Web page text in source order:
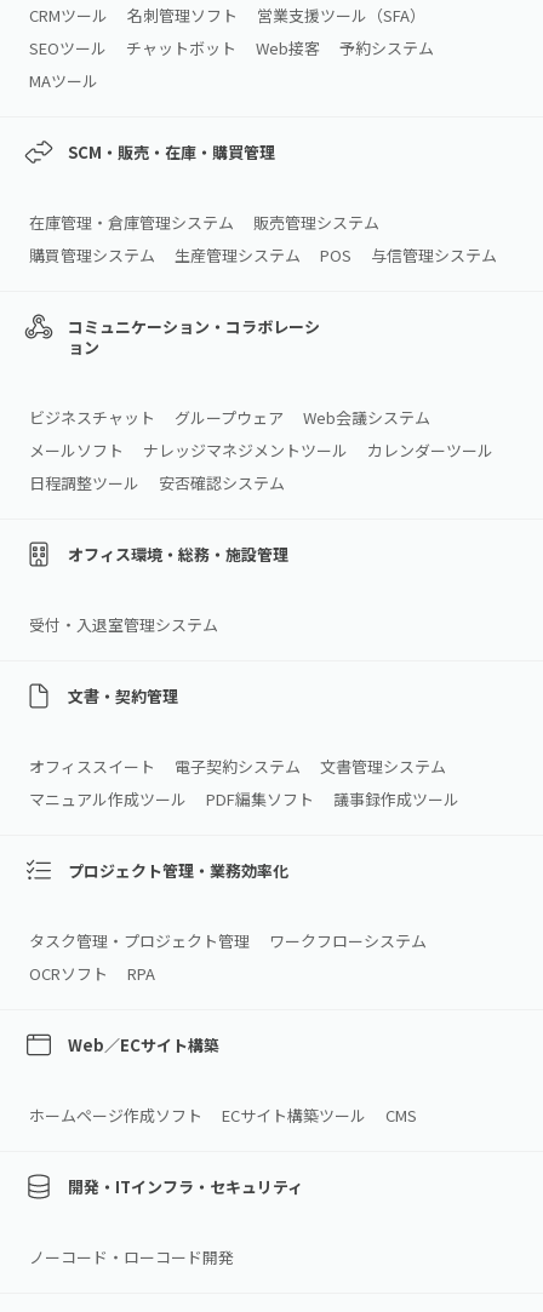
CRMツール 名刺管理ソフト
営業支援ツール（SFA）
SEOツール
チャットボット Web接客
予約システム
MAツール
SCM・販売・在庫・購買管理
在庫管理・倉庫管理システム
販売管理システム
購買管理システム
生産管理システム POS 与信管理システム
コミュニケーション・コラボレーシ
ョン
ビジネスチャット グループウェア
Web会議システム
メールソフト
ナレッジマネジメントツール
カレンダーツール
日程調整ツール
安否確認システム
オフィス環境・総務・施設管理
受付・入退室管理システム
文書・契約管理
オフィススイート 電子契約システム
文書管理システム
マニュアル作成ツール
PDF編集ソフト 議事録作成ツール
プロジェクト管理・業務効率化
タスク管理・プロジェクト管理
ワークフローシステム
OCRソフト
RPA
Web／ECサイト構築
ホームページ作成ソフト ECサイト構築ツール CMS
開発・ITインフラ・セキュリティ
ノーコード・ローコード開発